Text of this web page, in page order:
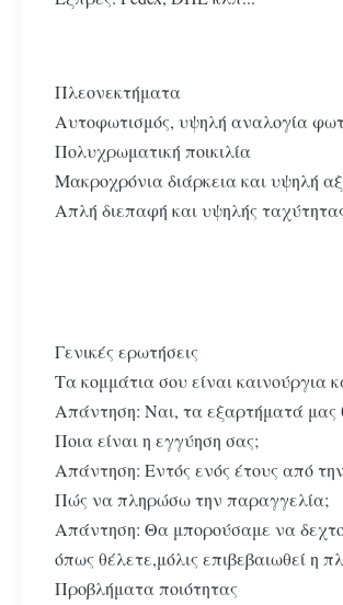
Πλεονεκτήματα
Αυτοφωτισμός, υψηλή αναλογία
Πολυχρωματική ποικιλία
Μακροχρόνια διάρκεια και υψηλή
Απλή διεπαφή και υψηλής
Γενικές ερωτήσεις
Τα κομμάτια σου είναι καινούργια
Απάντηση: Ναι, τα εξαρτήματά μας
Ποια είναι η εγγύηση σας;
Απάντηση: Εντός ενός έτους από
Πώς να πληρώσω την παραγγελία;
Απάντηση: Θα μπορούσαμε να
όπως θέλετε,μόλις επιβεβαιωθεί η
Προβλήματα ποιότητας